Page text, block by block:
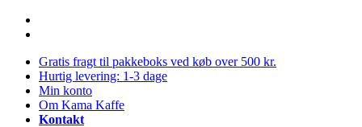
Skip
contentGratis fragt til pakkeboks ved køb over 500 kr.
Hurtig levering: 1-3 dage
Min konto
Om Kama Kaffe
Kontakt